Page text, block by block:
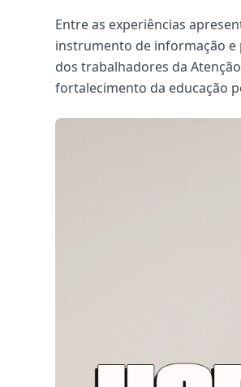
Entre as experiências
instrumento de informação e
dos trabalhadores da
fortalecimento da educação